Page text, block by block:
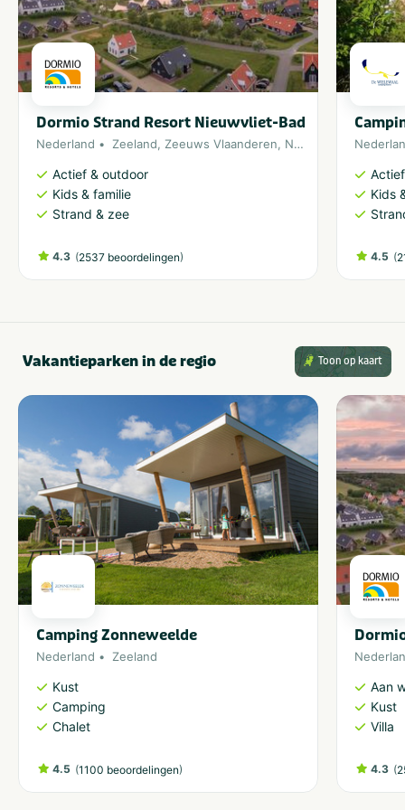
Dormio Strand Resort Nieuwvliet-Bad
Nederland Zeeland, Zeeuws Vlaanderen, Noordzee
Actief & outdoor
Kids & familie
Strand & zee
4.3 (2537 beoordelingen)
Kids
4.5 (
Vakantieparken in de regio Toon op kaart
Camping Zonneweelde
Nederland Zeeland
Kust
Camping
Chalet
4.5 (1100 beoordelingen)
Aan
Kust
Villa
4.3 (